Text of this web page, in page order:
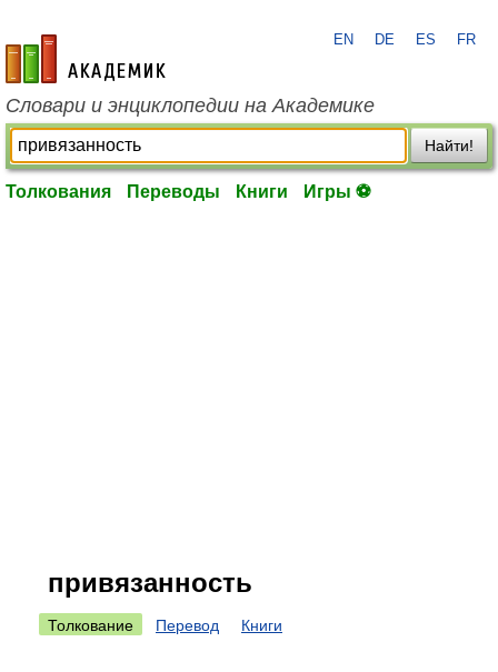
academic.ru
EN DE ES FR
Словари и энциклопедии на Академике
Найти!
Толкования Переводы Книги Игры ⚽
привязанность
Толкование Перевод Книги